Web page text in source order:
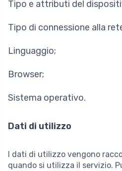
Tipo e attributi del
Tipo di connessione alla
Linguaggio;
Browser;
Sistema operativo.
Dati di utilizzo
I dati di utilizzo vengono
quando si utilizza il servizio.